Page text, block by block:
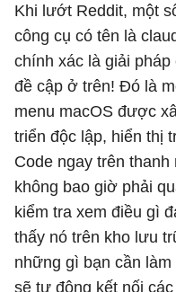
Khi lướt Reddit, một
công cụ có tên là
chính xác là giải
đề cập ở trên! Đó là
menu macOS được
triển độc lập, hiển thị
Code ngay trên thanh
không bao giờ phải
kiểm tra xem điều gì
thấy nó trên kho lưu
những gì bạn cần
sẽ tự động kết nối